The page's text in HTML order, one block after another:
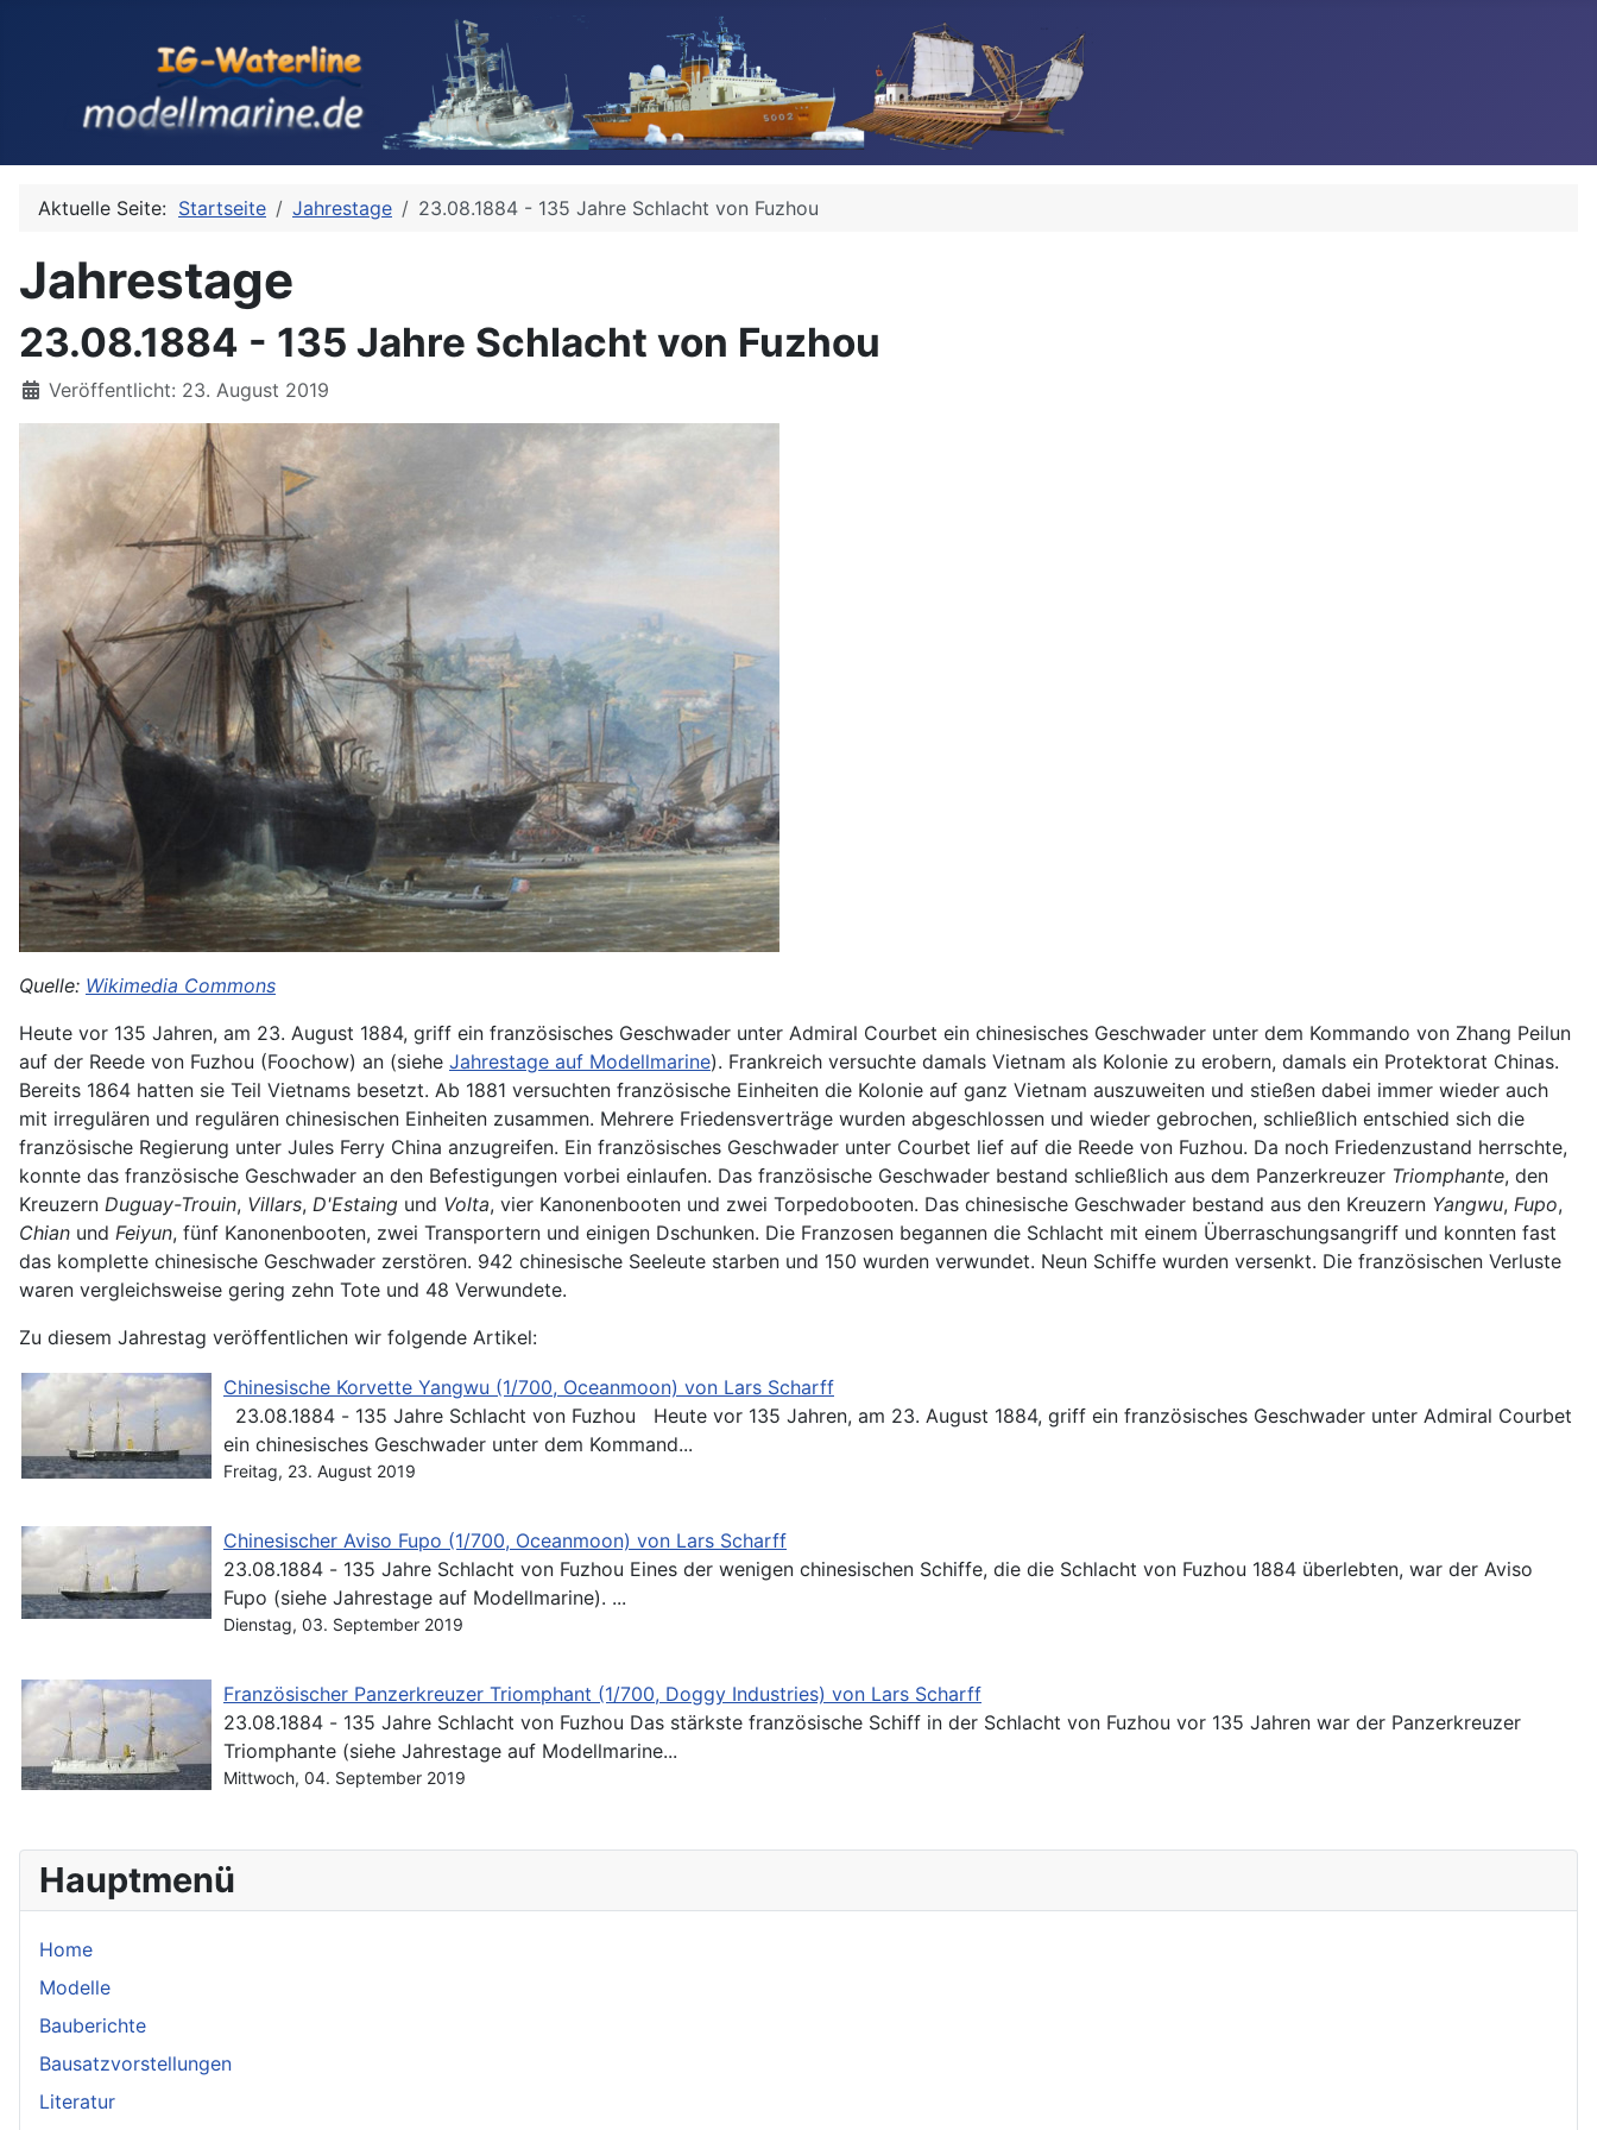
Hauptmenü
Home
Modelle
Bauberichte
Bausatzvorstellungen
Literatur
Aktuelle Seite: Startseite Jahrestage 23.08.1884 - 135 Jahre Schlacht von Fuzhou
Jahrestage
23.08.1884 - 135 Jahre Schlacht von Fuzhou
Details
Veröffentlicht: 23. August 2019
Quelle: Wikimedia Commons
Heute vor 135 Jahren, am 23. August 1884, griff ein französisches Geschwader unter Admiral Courbet ein chinesisches Geschwader unter dem Kommando von Zhang Peilun
auf der Reede von Fuzhou (Foochow) an (siehe Jahrestage auf Modellmarine). Frankreich versuchte damals Vietnam als Kolonie zu erobern, damals ein Protektorat Chinas.
Bereits 1864 hatten sie Teil Vietnams besetzt. Ab 1881 versuchten französische Einheiten die Kolonie auf ganz Vietnam auszuweiten und stießen dabei immer wieder auch
mit irregulären und regulären chinesischen Einheiten zusammen. Mehrere Friedensverträge wurden abgeschlossen und wieder gebrochen, schließlich entschied sich die
französische Regierung unter Jules Ferry China anzugreifen. Ein französisches Geschwader unter Courbet lief auf die Reede von Fuzhou. Da noch Friedenzustand herrschte,
konnte das französische Geschwader an den Befestigungen vorbei einlaufen. Das französische Geschwader bestand schließlich aus dem Panzerkreuzer Triomphante, den
Kreuzern Duguay-Trouin, Villars, D'Estaing und Volta, vier Kanonenbooten und zwei Torpedobooten. Das chinesische Geschwader bestand aus den Kreuzern Yangwu, Fupo,
Chian und Feiyun, fünf Kanonenbooten, zwei Transportern und einigen Dschunken. Die Franzosen begannen die Schlacht mit einem Überraschungsangriff und konnten fast
das komplette chinesische Geschwader zerstören. 942 chinesische Seeleute starben und 150 wurden verwundet. Neun Schiffe wurden versenkt. Die französischen Verluste
waren vergleichsweise gering zehn Tote und 48 Verwundete.
Zu diesem Jahrestag veröffentlichen wir folgende Artikel:
Chinesische Korvette Yangwu (1/700, Oceanmoon) von Lars Scharff
ein chinesisches Geschwader unter dem Kommand...
Freitag, 23. August 2019
Chinesischer Aviso Fupo (1/700, Oceanmoon) von Lars Scharff
23.08.1884 - 135 Jahre Schlacht von Fuzhou Eines der wenigen chinesischen Schiffe, die die Schlacht von Fuzhou 1884 überlebten, war der Aviso
Fupo (siehe Jahrestage auf Modellmarine). ...
Dienstag, 03. September 2019
Französischer Panzerkreuzer Triomphant (1/700, Doggy Industries) von Lars Scharff
23.08.1884 - 135 Jahre Schlacht von Fuzhou Das stärkste französische Schiff in der Schlacht von Fuzhou vor 135 Jahren war der Panzerkreuzer
Triomphante (siehe Jahrestage auf Modellmarine...
Mittwoch, 04. September 2019